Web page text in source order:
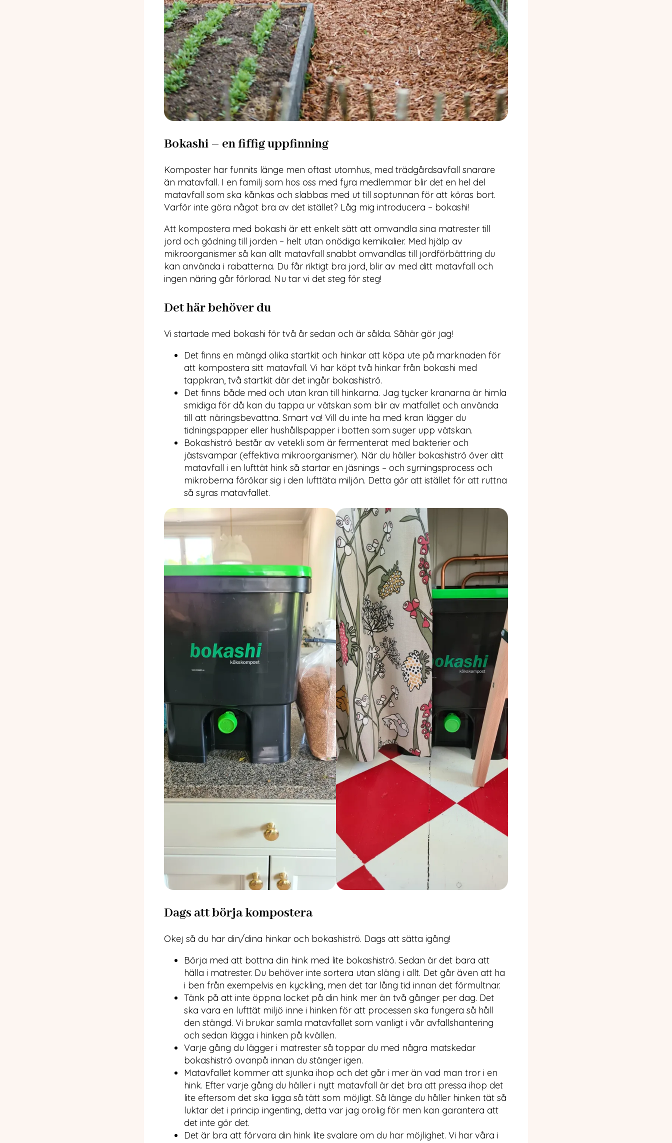
Bokashi – en fiffig uppfinning
Komposter har funnits länge men oftast utomhus, med trädgårdsavfall snarare
än matavfall. I en familj som hos oss med fyra medlemmar blir det en hel del
matavfall som ska kånkas och slabbas med ut till soptunnan för att köras bort.
Varför inte göra något bra av det istället? Låg mig introducera – bokashi!
Att kompostera med bokashi är ett enkelt sätt att omvandla sina matrester till
jord och gödning till jorden – helt utan onödiga kemikalier. Med hjälp av
mikroorganismer så kan allt matavfall snabbt omvandlas till jordförbättring du
kan använda i rabatterna. Du får riktigt bra jord, blir av med ditt matavfall och
ingen näring går förlorad. Nu tar vi det steg för steg!
Det här behöver du
Vi startade med bokashi för två år sedan och är sålda. Såhär gör jag!
Det finns en mängd olika startkit och hinkar att köpa ute på marknaden för
att kompostera sitt matavfall. Vi har köpt två hinkar från bokashi med
tappkran, två startkit där det ingår bokashiströ.
Det finns både med och utan kran till hinkarna. Jag tycker kranarna är himla
smidiga för då kan du tappa ur vätskan som blir av matfallet och använda
till att näringsbevattna. Smart va! Vill du inte ha med kran lägger du
tidningspapper eller hushållspapper i botten som suger upp vätskan.
Bokashiströ består av vetekli som är fermenterat med bakterier och
jästsvampar (effektiva mikroorganismer). När du häller bokashiströ över ditt
matavfall i en lufttät hink så startar en jäsnings – och syrningsprocess och
mikroberna förökar sig i den lufttäta miljön. Detta gör att istället för att ruttna
så syras matavfallet.
Dags att börja kompostera
Okej så du har din/dina hinkar och bokashiströ. Dags att sätta igång!
Börja med att bottna din hink med lite bokashiströ. Sedan är det bara att
hälla i matrester. Du behöver inte sortera utan släng i allt. Det går även att ha
i ben från exempelvis en kyckling, men det tar lång tid innan det förmultnar.
Tänk på att inte öppna locket på din hink mer än två gånger per dag. Det
ska vara en lufttät miljö inne i hinken för att processen ska fungera så håll
den stängd. Vi brukar samla matavfallet som vanligt i vår avfallshantering
och sedan lägga i hinken på kvällen.
Varje gång du lägger i matrester så toppar du med några matskedar
bokashiströ ovanpå innan du stänger igen.
Matavfallet kommer att sjunka ihop och det går i mer än vad man tror i en
hink. Efter varje gång du häller i nytt matavfall är det bra att pressa ihop det
lite eftersom det ska ligga så tätt som möjligt. Så länge du håller hinken tät så
luktar det i princip ingenting, detta var jag orolig för men kan garantera att
det inte gör det.
Det är bra att förvara din hink lite svalare om du har möjlighet. Vi har våra i